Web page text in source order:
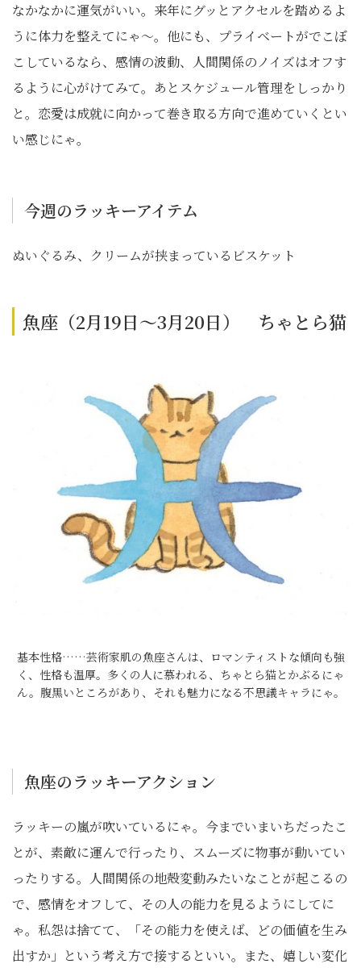
なかなかに運気がいい。来年にグッとアクセルを踏めるよ
うに体力を整えてにゃ〜。他にも、プライベートがでこぼ
こしているなら、感情の波動、人間関係のノイズはオフす
るように心がけてみて。あとスケジュール管理をしっかり
と。恋愛は成就に向かって巻き取る方向で進めていくとい
い感じにゃ。
今週のラッキーアイテム
ぬいぐるみ、クリームが挟まっているビスケット
魚座（2月19日～3月20日） ちゃとら猫
基本性格……芸術家肌の魚座さんは、ロマンティストな傾向も強
く、性格も温厚。多くの人に慕われる、ちゃとら猫とかぶるにゃ
ん。腹黒いところがあり、それも魅力になる不思議キャラにゃ。
魚座のラッキーアクション
ラッキーの嵐が吹いているにゃ。今までいまいちだったこ
とが、素敵に運んで行ったり、スムーズに物事が動いてい
ったりする。人間関係の地殻変動みたいなことが起こるの
で、感情をオフして、その人の能力を見るようにしてに
ゃ。私怨は捨てて、「その能力を使えば、どの価値を生み
出すか」という考え方で接するといい。また、嬉しい変化